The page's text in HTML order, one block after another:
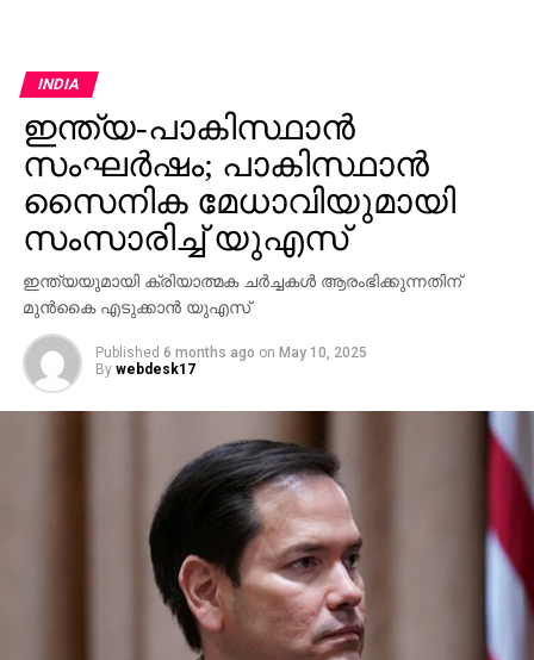
INDIA
ഇന്ത്യ-പാകിസ്ഥാന്‍
സംഘര്‍ഷം; പാകിസ്ഥാന്‍
സൈനിക മേധാവിയുമായി
സംസാരിച്ച് യുഎസ്
ഇന്ത്യയുമായി ക്രിയാത്മക ചര്‍ച്ചകള്‍ ആരംഭിക്കുന്നതിന്
മുന്‍കൈ എടുക്കാന്‍ യുഎസ്
Published 6 months ago on May 10, 2025
By webdesk17